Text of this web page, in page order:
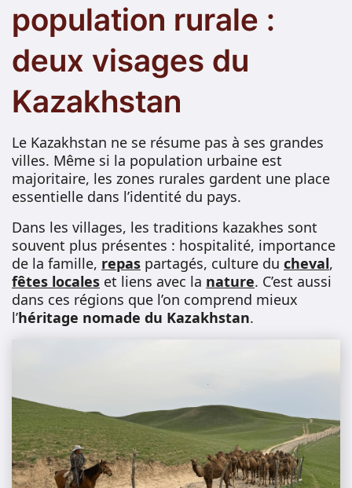
population rurale :
deux visages du
Kazakhstan
Le Kazakhstan ne se résume pas à ses grandes
villes. Même si la population urbaine est
majoritaire, les zones rurales gardent une place
essentielle dans l’identité du pays.
Dans les villages, les traditions kazakhes sont
souvent plus présentes : hospitalité, importance
de la famille, repas partagés, culture du cheval,
fêtes locales et liens avec la nature. C’est aussi
dans ces régions que l’on comprend mieux
l’héritage nomade du Kazakhstan.